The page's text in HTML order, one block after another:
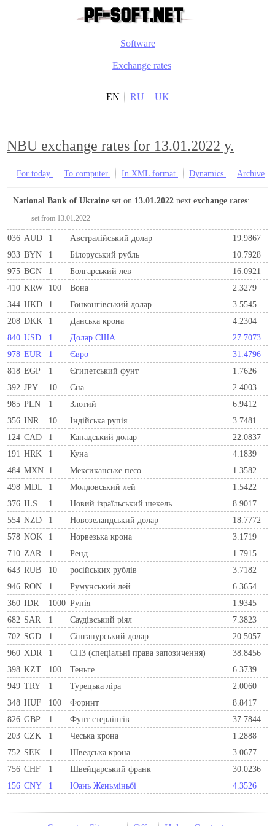
Software
Exchange rates
EN RU UK
NBU exchange rates for 13.01.2022 y.
For today To computer In XML format Dynamics Archive
National Bank of Ukraine set on 13.01.2022 nextexchange rates:
set from 13.01.2022
036 AUD 1 Австралійський долар
19.9867
933 BYN 1 Бiлоруський рубль
10.7928
975 BGN 1 Болгарський лев
16.0921
410 KRW 100 Вона
2.3279
344 HKD 1 Гонконгівський долар
3.5545
208 DKK 1 Данська крона
4.2304
840 USD 1 Долар США
27.7073
978 EUR 1 Євро
31.4796
818 EGP 1 Єгипетський фунт
1.7626
392 JPY 10 Єна
2.4003
985 PLN 1 Злотий
6.9412
356 INR 10 Індійська рупія
3.7481
124 CAD 1 Канадський долар
22.0837
191 HRK 1 Куна
4.1839
484 MXN 1 Мексиканське песо
1.3582
498 MDL 1 Молдовський лей
1.5422
376 ILS 1 Новий ізраїльський шекель
8.9017
554 NZD 1 Новозеландський долар
18.7772
578 NOK 1 Норвезька крона
3.1719
710 ZAR 1 Ренд
1.7915
643 RUB 10 російських рублів
3.7182
946 RON 1 Румунський лей
6.3654
360 IDR 1000 Рупія
1.9345
682 SAR 1 Саудівський ріял
7.3823
702 SGD 1 Сінгапурський долар
20.5057
960 XDR 1 СПЗ (спеціальні права запозичення)
38.8456
398 KZT 100 Теньге
6.3739
949 TRY 1 Турецька ліра
2.0060
348 HUF 100 Форинт
8.8417
826 GBP 1 Фунт стерлінгів
37.7844
203 CZK 1 Чеська крона
1.2888
752 SEK 1 Шведська крона
3.0677
756 CHF 1 Швейцарський франк
30.0236
156 CNY 1 Юань Женьміньбі 4.3526